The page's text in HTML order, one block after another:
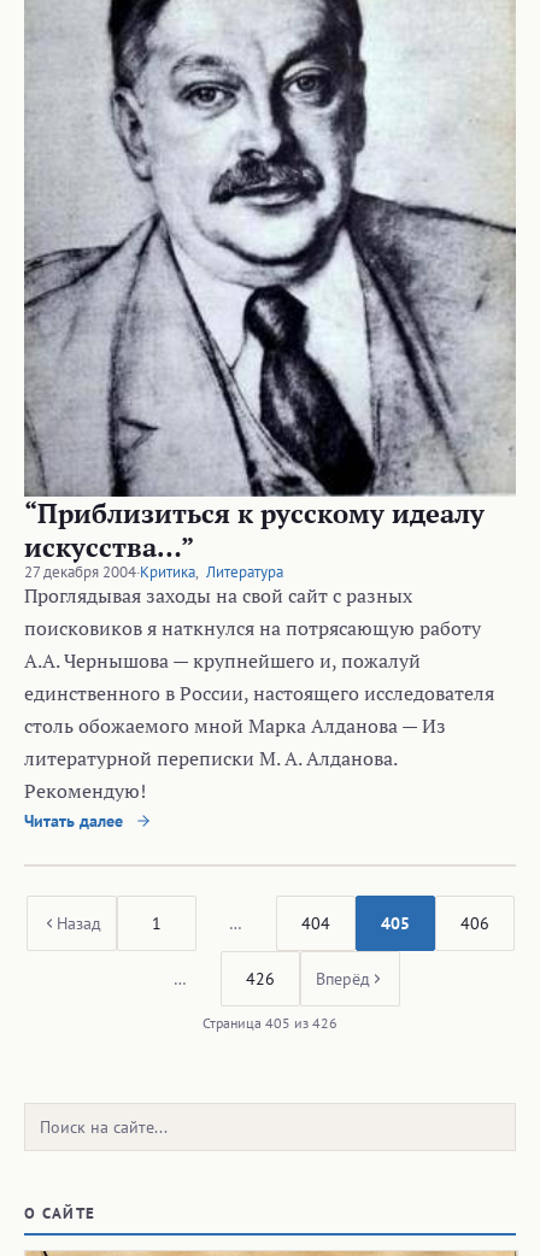
“Приблизиться к русскому идеалу
искусства…”
27 декабря 2004·Критика, Литература
Проглядывая заходы на свой сайт с разных
поисковиков я наткнулся на потрясающую работу
А.А. Чернышова — крупнейшего и, пожалуй
единственного в России, настоящего исследователя
столь обожаемого мной Марка Алданова — Из
литературной переписки М. А. Алданова.
Рекомендую!
Читать далее
Назад 1 … 404 405 406
… 426 Вперёд
Страница 405 из 426
Поиск:
О САЙТЕ